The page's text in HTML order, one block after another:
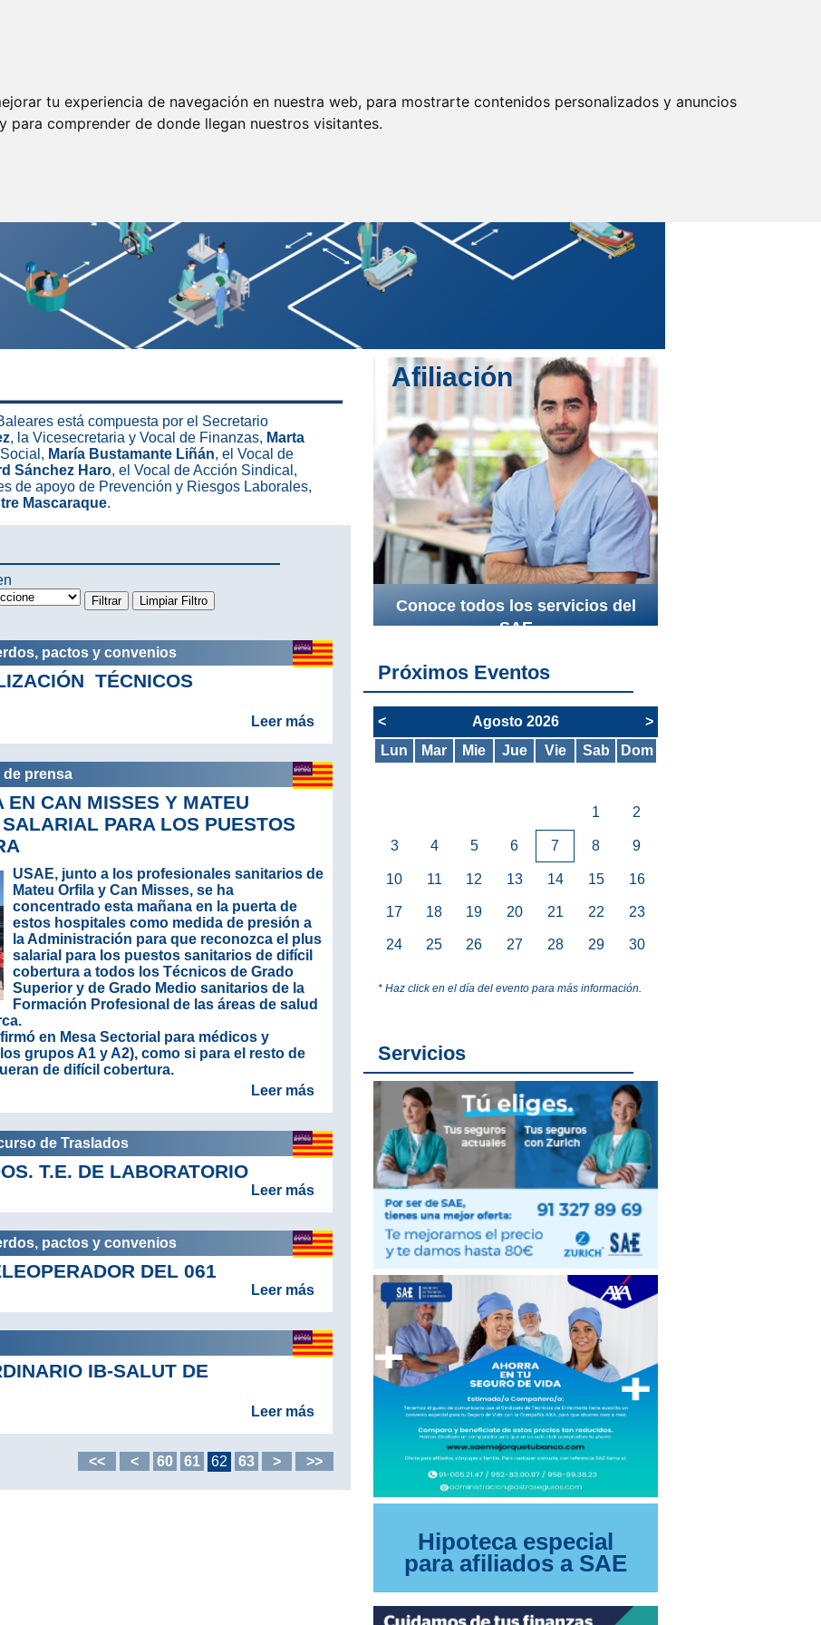
tu experiencia de navegación en nuestra web, para mostrarte contenidos personalizados y anuncios
comprender de donde llegan nuestros visitantes.
está compuesta por el Secretario
, la Vicesecretaria y Vocal de Finanzas, Marta
María Bustamante Liñán, el Vocal de
Sánchez Haro, el Vocal de Acción Sindical,
de apoyo de Prevención y Riesgos Laborales,
Mascaraque.
pactos y convenios
TÉCNICOS
Leer más
de prensa
EN CAN MISSES Y MATEU
PARA LOS PUESTOS
USAE, junto a los profesionales sanitarios de
Mateu Orfila y Can Misses, se ha
concentrado esta mañana en la puerta de
estos hospitales como medida de presión a
la Administración para que reconozca el plus
salarial para los puestos sanitarios de difícil
cobertura a todos los Técnicos de Grado
Superior y de Grado Medio sanitarios de la
Formación Profesional de las áreas de salud
en Mesa Sectorial para médicos y
grupos A1 y A2), como si para el resto de
de difícil cobertura.
Leer más
de Traslados
T.E. DE LABORATORIO
Leer más
pactos y convenios
DEL 061
Leer más
IB-SALUT DE
Leer más
<< < 60 61 62 63 > >>
Afiliación
Conoce todos los servicios del
SAE
Próximos Eventos
< Agosto 2026
>
Lun
Mar Mie Jue Vie Sab Dom
1 2
3 4 5 6 7 8 9
10 11 12 13 14 15 16
17 18 19 20 21 22 23
24 25 26 27 28 29 30
* Haz click en el día del evento para más información.
Servicios
Hipoteca especial
para afiliados a SAE